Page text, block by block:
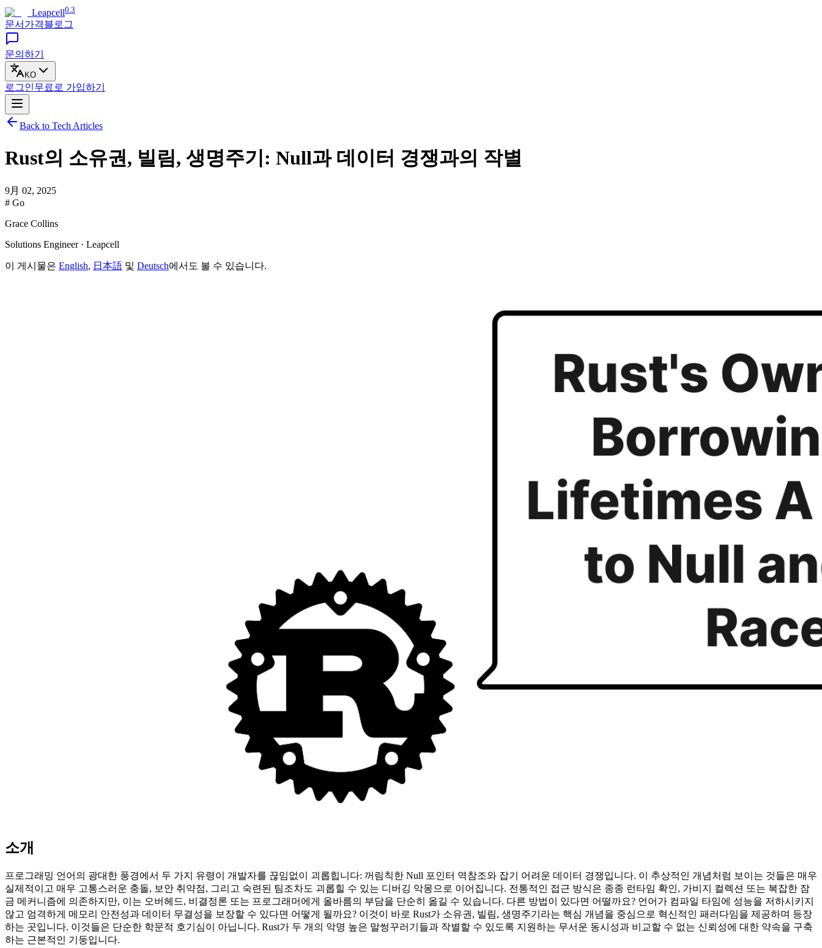
Leapcell0.3
문서 가격블로그
문의하기
KO
로그인무료로 가입하기
Back to Tech Articles
Rust의 소유권, 빌림, 생명주기: Null과 데이터 경쟁과의 작별
9月 02, 2025
# Go
Grace Collins
Solutions Engineer · Leapcell
이 게시물은 English, 日本語 및 Deutsch에서도 볼 수 있습니다.
소개
프로그래밍 언어의 광대한 풍경에서 두 가지 유령이 개발자를 끊임없이 괴롭힙니다: 꺼림칙한 Null 포인터 역참조와 잡기 어려운 데이터 경쟁입니다. 이 추상적인 개념처럼 보이는 것들은 매우
실제적이고 매우 고통스러운 충돌, 보안 취약점, 그리고 숙련된 팀조차도 괴롭힐 수 있는 디버깅 악몽으로 이어집니다. 전통적인 접근 방식은 종종 런타임 확인, 가비지 컬렉션 또는 복잡한 잠
금 메커니즘에 의존하지만, 이는 오버헤드, 비결정론 또는 프로그래머에게 올바름의 부담을 단순히 옮길 수 있습니다. 다른 방법이 있다면 어떨까요? 언어가 컴파일 타임에 성능을 저하시키지
않고 엄격하게 메모리 안전성과 데이터 무결성을 보장할 수 있다면 어떻게 될까요? 이것이 바로 Rust가 소유권, 빌림, 생명주기라는 핵심 개념을 중심으로 혁신적인 패러다임을 제공하며 등장
하는 곳입니다. 이것들은 단순한 학문적 호기심이 아닙니다. Rust가 두 개의 악명 높은 말썽꾸러기들과 작별할 수 있도록 지원하는 무서운 동시성과 비교할 수 없는 신뢰성에 대한 약속을 구축
하는 근본적인 기둥입니다.